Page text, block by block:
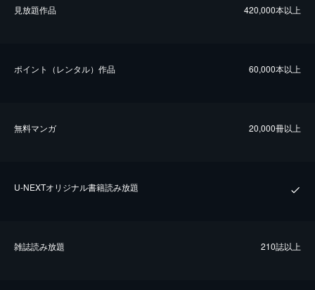
⾒放題作品 420,000本以上
ポイント（レンタル）作品 60,000本以上
無料マンガ 20,000冊以上
U-NEXTオリジナル書籍読み放題
雑誌読み放題 210誌以上